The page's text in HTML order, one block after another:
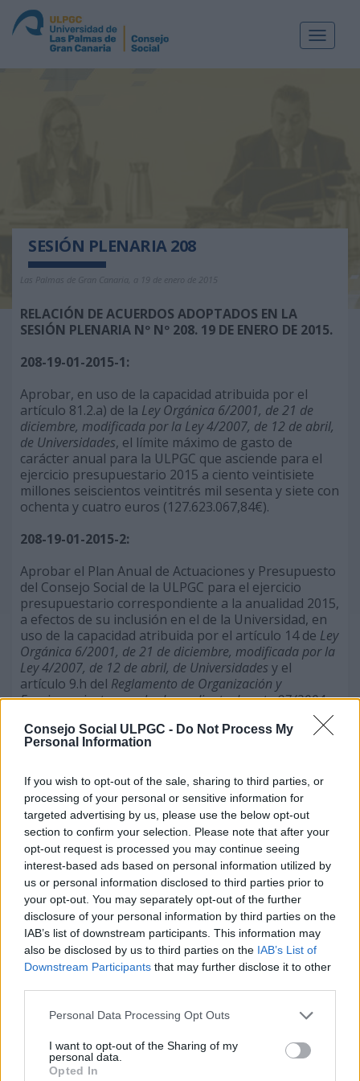
Consejo Social ULPGC - Do Not Process My
Personal Information
If you wish to opt-out of the sale, sharing to third parties, or
processing of your personal or sensitive information for
targeted advertising by us, please use the below opt-out
section to confirm your selection. Please note that after your
opt-out request is processed you may continue seeing
interest-based ads based on personal information utilized by
us or personal information disclosed to third parties prior to
your opt-out. You may separately opt-out of the further
disclosure of your personal information by third parties on the
IAB’s list of downstream participants. This information may
also be disclosed by us to third parties on the IAB’s List of
Downstream Participants that may further disclose it to other
Personal Data Processing Opt Outs
I want to opt-out of the Sharing of my
personal data.
Opted In
Toggle
SESIÓN PLENARIA 208
Las Palmas de Gran Canaria, a 19 de enero de 2015
RELACIÓN DE ACUERDOS ADOPTADOS EN LA
SESIÓN PLENARIA Nº Nº 208. 19 DE ENERO DE 2015.
208-19-01-2015-1:
Aprobar, en uso de la capacidad atribuida por el
artículo 81.2.a) de la Ley Orgánica 6/2001, de 21 de
diciembre, modificada por la Ley 4/2007, de 12 de abril,
de Universidades, el límite máximo de gasto de
carácter anual para la ULPGC que asciende para el
ejercicio presupuestario 2015 a ciento veintisiete
millones seiscientos veintitrés mil sesenta y siete con
ochenta y cuatro euros (127.623.067,84€).
208-19-01-2015-2:
Aprobar el Plan Anual de Actuaciones y Presupuesto
del Consejo Social de la ULPGC para el ejercicio
presupuestario correspondiente a la anualidad 2015,
a efectos de su inclusión en el de la Universidad, en
uso de la capacidad atribuida por el artículo 14 de Ley
Orgánica 6/2001, de 21 de diciembre, modificada por la
Ley 4/2007, de 12 de abril, de Universidades y el
artículo 9.h del Reglamento de Organización y
Funcionamiento, aprobado mediante decreto 97/2004,
de 20 de julio, modificado por decreto 48/2011, de 24 de
febrero.
asciende a trescientos ochenta mil euros
(380.000,00€).
208-19-01-2015-3:
Aprobar, en uso de las competencias establecidas en
el artículo 14 de laLey Orgánica 6/2001, de 21 de
diciembre, modificada por la Ley 4/2007, de 12 de abril,
de Universidades , el presupuesto de la Universidad de
Las Palmas de Gran Canaria correspondiente al
ejercicio económico 2015 que asciende a un total de
ciento treinta y un millones doscientos veintisiete mil
ciento veintinueve con ochenta y nueve euros
(131.227.129,89€). Dicho presupuesto se compone de
208-19-01-2015-4:
Emitir, en uso de la capacidad atribuida por el